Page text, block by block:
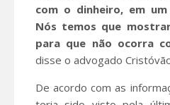
com o dinheiro, em
Nós temos que
para que não ocorra
disse o advogado
De acordo com as